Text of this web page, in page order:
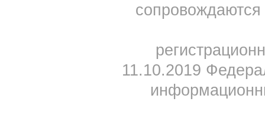
11.10.2019